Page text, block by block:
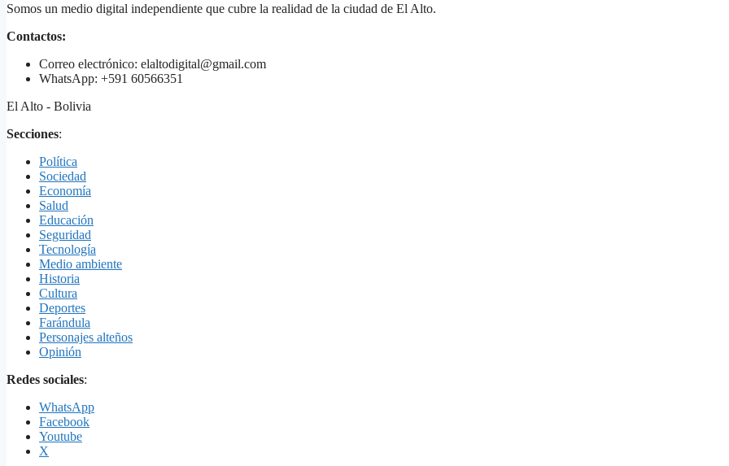
Somos un medio digital independiente que cubre la realidad de la ciudad de El Alto.
Contactos:
Correo electrónico: elaltodigital@gmail.com
WhatsApp: +591 60566351
El Alto - Bolivia
Secciones:
Política
Sociedad
Economía
Salud
Educación
Seguridad
Tecnología
Medio ambiente
Historia
Cultura
Deportes
Farándula
Personajes alteños
Opinión
Redes sociales:
WhatsApp
Facebook
Youtube
X